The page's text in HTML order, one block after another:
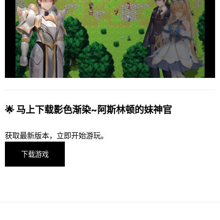
🌟 马上下载影色渐染~阿斯林顿的妹神官
获取最新版本，立即开始游玩。
下载游戏